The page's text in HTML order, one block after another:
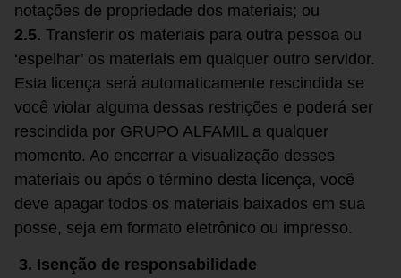
notações de propriedade dos materiais; ou
2.5. Transferir os materiais para outra pessoa ou
‘espelhar’ os materiais em qualquer outro servidor.
Esta licença será automaticamente rescindida se
você violar alguma dessas restrições e poderá ser
rescindida por GRUPO ALFAMIL a qualquer
momento. Ao encerrar a visualização desses
materiais ou após o término desta licença, você
deve apagar todos os materiais baixados em sua
posse, seja em formato eletrônico ou impresso.
3. Isenção de responsabilidade